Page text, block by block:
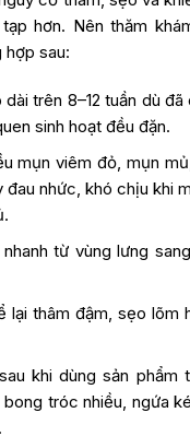
hơn. Nên thăm
sau:
trên 8–12 tuần dù
sinh hoạt đều đặn.
mụn viêm đỏ, mụn
đau nhức, khó chịu khi
từ vùng lưng
lại thâm đậm, sẹo lõm
khi dùng sản phẩm
bong tróc nhiều, ngứa